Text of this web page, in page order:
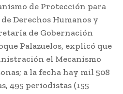
de Protección para
Derechos Humanos y
de Gobernación
Palazuelos, explicó que
el Mecanismo
a la fecha hay mil 508
495 periodistas (155